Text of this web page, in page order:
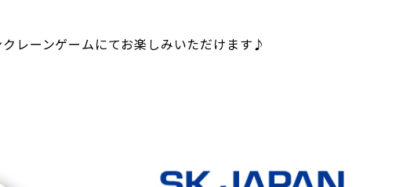
レーンゲームにてお楽しみいただけます♪